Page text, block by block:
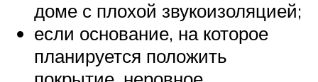
доме с плохой звукоизоляцией;
если основание, на которое
планируется положить